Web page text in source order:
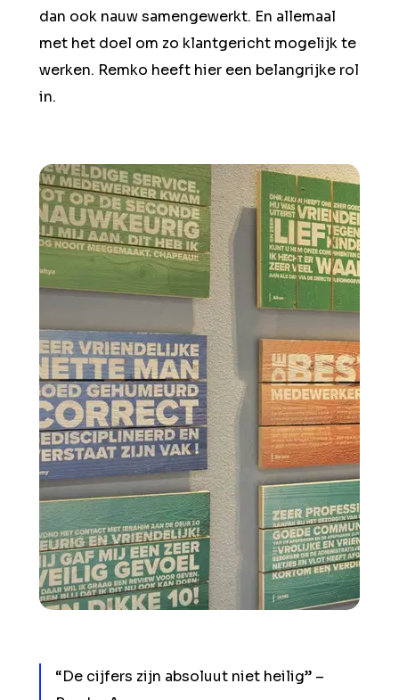
dan ook nauw samengewerkt. En allemaal
met het doel om zo klantgericht mogelijk te
werken. Remko heeft hier een belangrijke rol
in.
“De cijfers zijn absoluut niet heilig” –